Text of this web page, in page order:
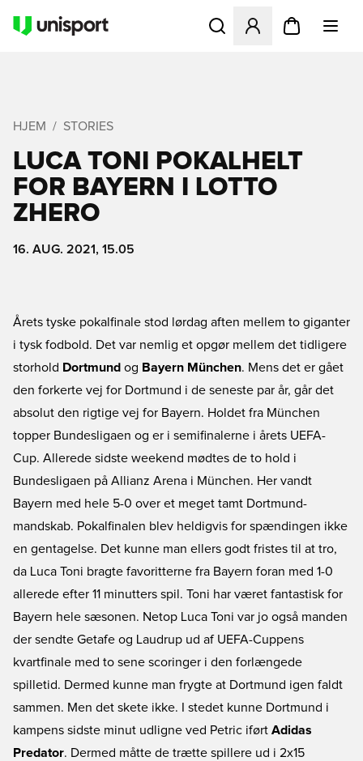
Åbner en Modal til at
HJEM STORIES
LUCA TONI POKALHELT
FOR BAYERN I LOTTO
ZHERO
16. AUG. 2021, 15.05
Årets tyske pokalfinale stod lørdag aften mellem to giganter
i tysk fodbold. Det var nemlig et opgør mellem det tidligere
storhold Dortmund og Bayern München. Mens det er gået
den forkerte vej for Dortmund i de seneste par år, går det
absolut den rigtige vej for Bayern. Holdet fra München
topper Bundesligaen og er i semifinalerne i årets UEFA-
Cup. Allerede sidste weekend mødtes de to hold i
Bundesligaen på Allianz Arena i München. Her vandt
Bayern med hele 5-0 over et meget tamt Dortmund-
mandskab. Pokalfinalen blev heldigvis for spændingen ikke
en gentagelse. Det kunne man ellers godt fristes til at tro,
da Luca Toni bragte favoritterne fra Bayern foran med 1-0
allerede efter 11 minutters spil. Toni har været fantastisk for
Bayern hele sæsonen. Netop Luca Toni var jo også manden
der sendte Getafe og Laudrup ud af UEFA-Cuppens
kvartfinale med to sene scoringer i den forlængede
spilletid. Dermed kunne man frygte at Dortmund igen faldt
sammen. Men det skete ikke. I stedet kunne Dortmund i
kampens sidste minut udligne ved Petric iført Adidas
Predator. Dermed måtte de trætte spillere ud i 2x15